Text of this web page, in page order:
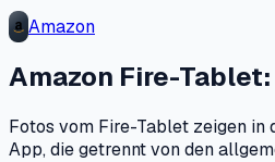
Amazon
Amazon Fire-
Fotos vom Fire-Tablet zeigen
App, die getrennt von den